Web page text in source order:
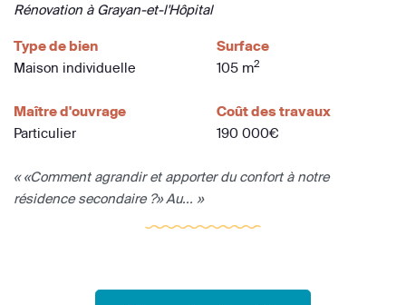
Rénovation à Grayan-et-l'Hôpital
Type de bien
Maison individuelle
Surface
105 m2
Maître d'ouvrage
Particulier
Coût des travaux
190 000€
« «Comment agrandir et apporter du confort à notre
résidence secondaire ?» Au... »